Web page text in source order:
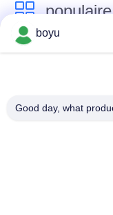
transmissielijn die
spanning die
boyu
Good day, what